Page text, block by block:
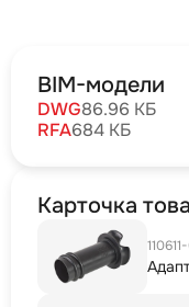
BIM-модели
DWG86.96 КБ
RFA684 КБ
Карточка